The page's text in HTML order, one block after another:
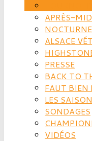
APRÈS-
ALSACE
PRESSE
BACK TO
FAUT BIEN
LES
SONDAGES
VIDÉOS